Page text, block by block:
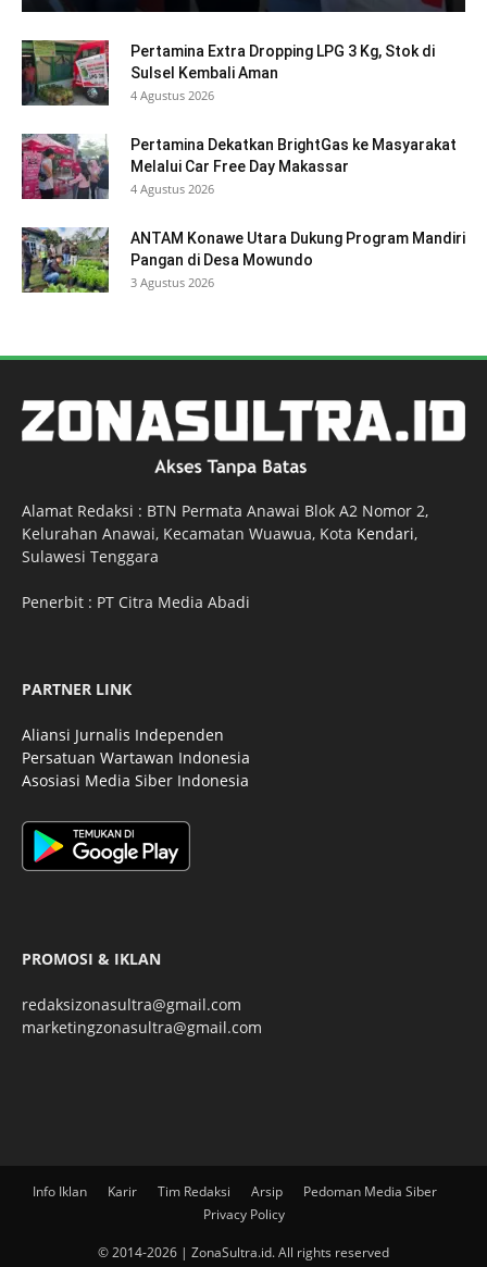
Pertamina Extra Dropping LPG 3 Kg, Stok di
Sulsel Kembali Aman
4 Agustus 2026
Pertamina Dekatkan BrightGas ke Masyarakat
Melalui Car Free Day Makassar
4 Agustus 2026
ANTAM Konawe Utara Dukung Program Mandiri
Pangan di Desa Mowundo
3 Agustus 2026
Alamat Redaksi : BTN Permata Anawai Blok A2 Nomor 2,
Kelurahan Anawai, Kecamatan Wuawua, Kota Kendari,
Sulawesi Tenggara
Penerbit : PT Citra Media Abadi
PARTNER LINK
Aliansi Jurnalis Independen
Persatuan Wartawan Indonesia
Asosiasi Media Siber Indonesia
PROMOSI & IKLAN
redaksizonasultra@gmail.com
marketingzonasultra@gmail.com
Info Iklan Karir Tim Redaksi Arsip
Pedoman Media Siber
Privacy Policy
© 2014-2026 | ZonaSultra.id. All rights reserved